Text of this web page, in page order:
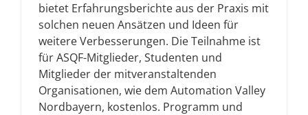
bietet Erfahrungsberichte aus der Praxis mit
solchen neuen Ansätzen und Ideen für
weitere Verbesserungen. Die Teilnahme ist
für ASQF-Mitglieder, Studenten und
Mitglieder der mitveranstaltenden
Organisationen, wie dem Automation Valley
Nordbayern, kostenlos. Programm und